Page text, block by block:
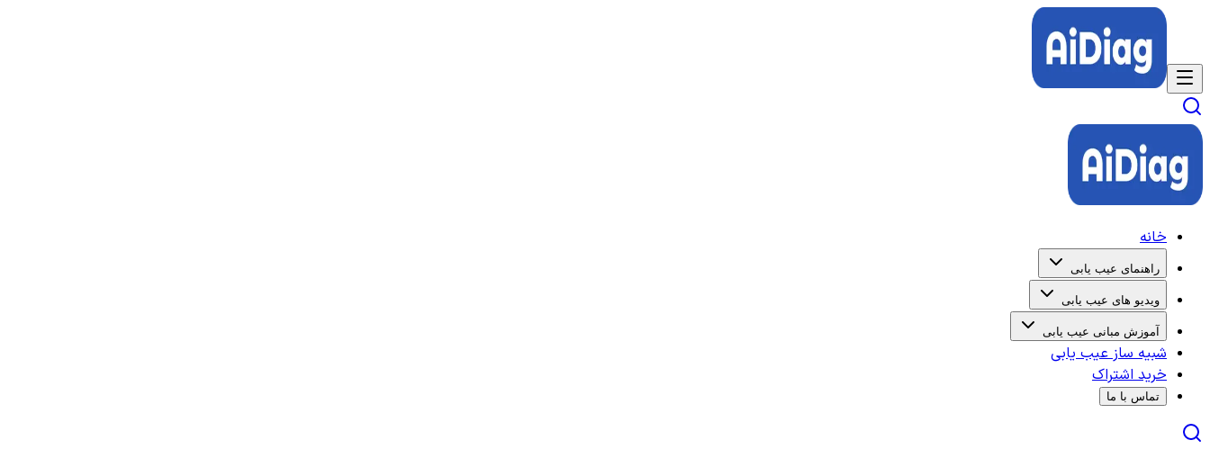
خانه
راهنمای عیب یابی
ویدیو های عیب یابی
آموزش مبانی عیب یابی
شبیه ساز عیب یابی
خرید اشتراک
تماس با ما